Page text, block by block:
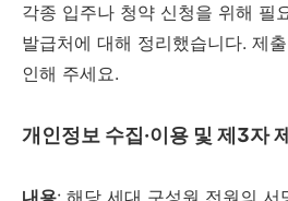
각종 입주나 청약 신청을 위해 필
발급처에 대해 정리했습니다. 제
인해 주세요.
개인정보 수집·이용 및 제3자